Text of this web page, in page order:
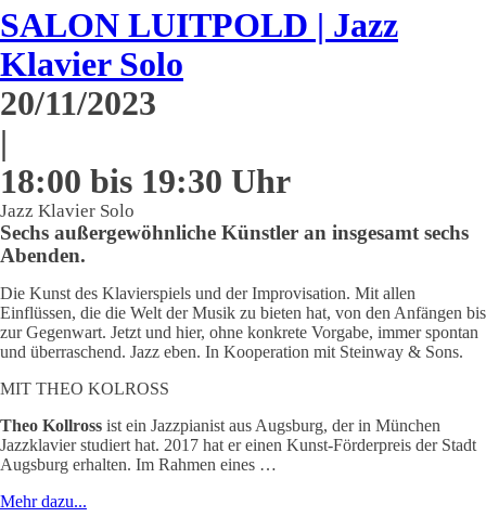
SALON LUITPOLD | Jazz
Klavier Solo
20/11/2023
|
18:00 bis 19:30 Uhr
Jazz Klavier Solo
Sechs außergewöhnliche Künstler an insgesamt sechs
Abenden.
Die Kunst des Klavierspiels und der Improvisation. Mit allen
Einflüssen, die die Welt der Musik zu bieten hat, von den Anfängen bis
zur Gegenwart. Jetzt und hier, ohne konkrete Vorgabe, immer spontan
und überraschend. Jazz eben. In Kooperation mit Steinway & Sons.
MIT THEO KOLROSS
Theo Kollross ist ein Jazzpianist aus Augsburg, der in München
Jazzklavier studiert hat. 2017 hat er einen Kunst-Förderpreis der Stadt
Augsburg erhalten. Im Rahmen eines …
Mehr dazu...